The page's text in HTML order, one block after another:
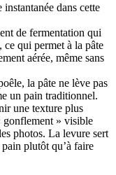
dans cette
de fermentation qui
qui permet à la pâte
aérée, même sans
la pâte ne lève pas
un pain traditionnel.
une texture plus
gonflement » visible
photos. La levure sert
plutôt qu’à faire